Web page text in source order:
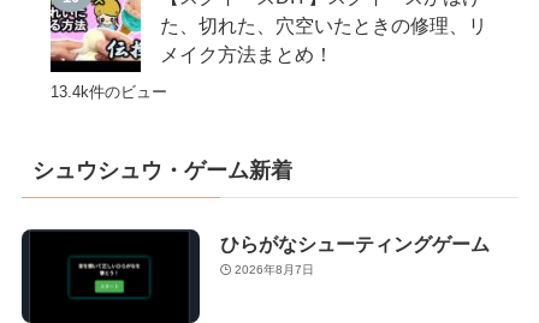
た、切れた、穴空いたときの修理、リ
メイク方法まとめ！
13.4k件のビュー
シュウシュウ・ゲーム新着
ひらがなシューティングゲーム
2026年8月7日